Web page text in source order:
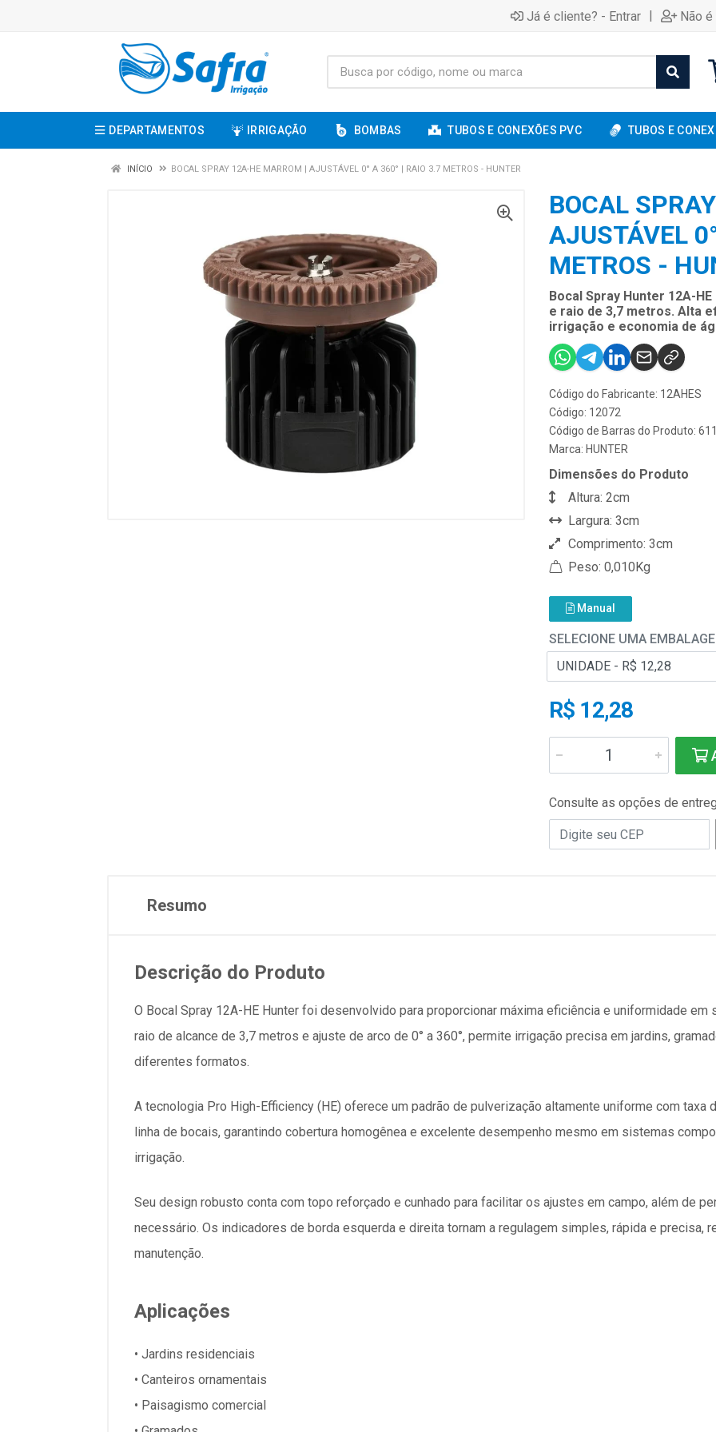
Já é cliente? - Entrar | Não
DEPARTAMENTOS IRRIGAÇÃO BOMBAS TUBOS E CONEXÕES PVC TUBOS E
INÍCIO BOCAL SPRAY 12A-HE MARROM | AJUSTÁVEL 0° A 360° | RAIO 3.7 METROS - HUNTER
BOCAL
AJUSTÁVEL
METROS -
Bocal Spray Hunter 12A-
e raio de 3,7 metros. Alta
irrigação e economia de
Código do Fabricante: 12AHES
Código: 12072
Código de Barras do Produto:
Marca: HUNTER
Dimensões do Produto
Altura: 2cm
Largura: 3cm
Comprimento: 3cm
Peso: 0,010Kg
Manual
SELECIONE UMA
R$ 12,28
Consulte as opções de
Resumo
Descrição do Produto
O Bocal Spray 12A-HE Hunter foi desenvolvido para proporcionar máxima eficiência e uniformidade em
raio de alcance de 3,7 metros e ajuste de arco de 0° a 360°, permite irrigação precisa em jardins,
diferentes formatos.
A tecnologia Pro High-Efficiency (HE) oferece um padrão de pulverização altamente uniforme com taxa
linha de bocais, garantindo cobertura homogênea e excelente desempenho mesmo em sistemas
irrigação.
Seu design robusto conta com topo reforçado e cunhado para facilitar os ajustes em campo, além de
necessário. Os indicadores de borda esquerda e direita tornam a regulagem simples, rápida e precisa,
manutenção.
Aplicações
• Jardins residenciais
• Canteiros ornamentais
• Paisagismo comercial